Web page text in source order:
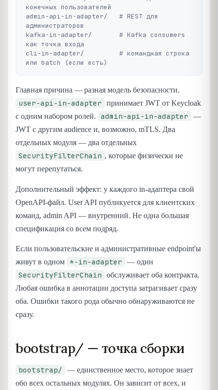
конечных пользователей
admin-api-in-adapter/   # REST для
администраторов
kafka-in-adapter/       # Kafka consumers
как точка входа
cli-in-adapter/         # командная строка
Главная причина — разная модель безопасности.
user-api-in-adapter
принимает JWT от Keycloak
с одним набором ролей.
admin-api-in-adapter
—
JWT с другим audience и, возможно, mTLS. Два
отдельных модуля — два отдельных
SecurityFilterChain , которые физически не
могут перепутаться.
Дополнительный эффект: у каждого in-адаптера свой
OpenAPI-файл. User API публикуется для клиентских
команд, admin API — внутренний. Не одна большая
спецификация со всем подряд.
Если пользовательские и административные endpoint'ы
живут в одном *-in-adapter — один
SecurityFilterChain
обслуживает оба контракта.
Любая ошибка в аннотации доступа затрагивает сразу
оба. Ошибки такого рода обычно обнаруживаются не
сразу.
bootstrap/ — точка сборки
bootstrap/
— единственное место, которое знает
обо всех остальных модулях. Он зависит от всех, и